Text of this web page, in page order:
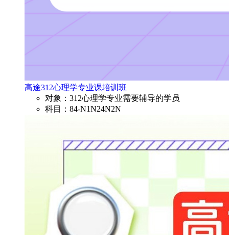
高途312心理学专业课培训班
对象：312心理学专业需要辅导的学员
科目：84-N1N24N2N